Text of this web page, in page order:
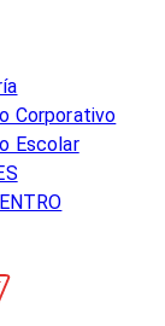
Corporativo
Escolar